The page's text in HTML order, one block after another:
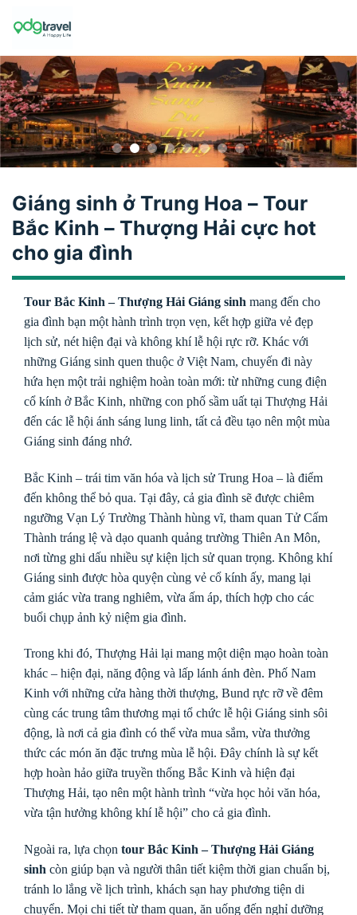
Giáng sinh ở Trung Hoa – Tour
Bắc Kinh – Thượng Hải cực hot
cho gia đình
Tour Bắc Kinh – Thượng Hải Giáng sinh mang đến cho
gia đình bạn một hành trình trọn vẹn, kết hợp giữa vẻ đẹp
lịch sử, nét hiện đại và không khí lễ hội rực rỡ. Khác với
những Giáng sinh quen thuộc ở Việt Nam, chuyến đi này
hứa hẹn một trải nghiệm hoàn toàn mới: từ những cung điện
cổ kính ở Bắc Kinh, những con phố sầm uất tại Thượng Hải
đến các lễ hội ánh sáng lung linh, tất cả đều tạo nên một mùa
Giáng sinh đáng nhớ.
Bắc Kinh – trái tim văn hóa và lịch sử Trung Hoa – là điểm
đến không thể bỏ qua. Tại đây, cả gia đình sẽ được chiêm
ngưỡng Vạn Lý Trường Thành hùng vĩ, tham quan Tử Cấm
Thành tráng lệ và dạo quanh quảng trường Thiên An Môn,
nơi từng ghi dấu nhiều sự kiện lịch sử quan trọng. Không khí
Giáng sinh được hòa quyện cùng vẻ cổ kính ấy, mang lại
cảm giác vừa trang nghiêm, vừa ấm áp, thích hợp cho các
buổi chụp ảnh kỷ niệm gia đình.
Trong khi đó, Thượng Hải lại mang một diện mạo hoàn toàn
khác – hiện đại, năng động và lấp lánh ánh đèn. Phố Nam
Kinh với những cửa hàng thời thượng, Bund rực rỡ về đêm
cùng các trung tâm thương mại tổ chức lễ hội Giáng sinh sôi
động, là nơi cả gia đình có thể vừa mua sắm, vừa thưởng
thức các món ăn đặc trưng mùa lễ hội. Đây chính là sự kết
hợp hoàn hảo giữa truyền thống Bắc Kinh và hiện đại
Thượng Hải, tạo nên một hành trình “vừa học hỏi văn hóa,
vừa tận hưởng không khí lễ hội” cho cả gia đình.
Ngoài ra, lựa chọn tour Bắc Kinh – Thượng Hải Giáng
sinh còn giúp bạn và người thân tiết kiệm thời gian chuẩn bị,
tránh lo lắng về lịch trình, khách sạn hay phương tiện di
chuyển. Mọi chi tiết từ tham quan, ăn uống đến nghỉ dưỡng